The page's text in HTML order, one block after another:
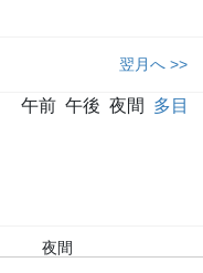
翌月へ >>
午前 午後 夜間
多目
夜間